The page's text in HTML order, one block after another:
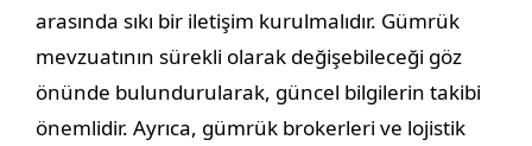
arasında sıkı bir iletişim kurulmalıdır. Gümrük
mevzuatının sürekli olarak değişebileceği göz
önünde bulundurularak, güncel bilgilerin takibi
önemlidir. Ayrıca, gümrük brokerleri ve lojistik